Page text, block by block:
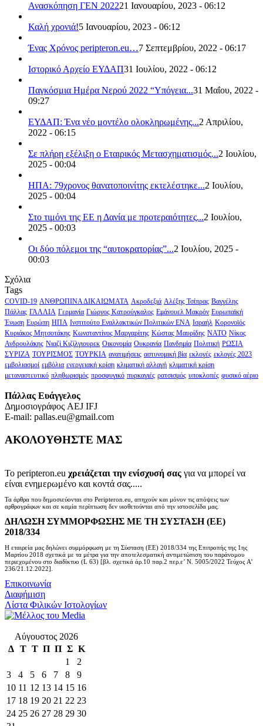
Ανασκόπηση ΓΕΝ 202221 Ιανουαρίου, 2023 - 06:12
Καλή χρονιά!5 Ιανουαρίου, 2023 - 06:12
Ένας Χρόνος peripteron.eu…7 Σεπτεμβρίου, 2022 - 06:17
Ιστορικό Αρχείο ΕΥΔΑΠ31 Ιουλίου, 2022 - 06:12
Παγκόσμια Ημέρα Νερού 2022 “Υπόγεια...31 Μαΐου, 2022 -
09:27
ΕΥΔΑΠ: Ένα νέο μοντέλο ολοκληρωμένης...2 Απριλίου,
2022 - 06:15
Σε πλήρη εξέλιξη ο Εταιρικός Μετασχηματισμός...2 Ιουλίου,
2025 - 00:04
ΗΠΑ: 79χρονος θανατοποινίτης εκτελέστηκε...2 Ιουλίου,
2025 - 00:04
Στο τιμόνι της ΕΕ η Δανία με προτεραιότητες...2 Ιουλίου,
2025 - 00:03
Οι δύο πόλεμοι της “αυτοκρατορίας”...2 Ιουλίου, 2025 -
00:03
Σχόλια
Tags
COVID-19 ΑΝΘΡΩΠΙΝΑ ΔΙΚΑΙΩΜΑΤΑ Ακροδεξιά Αλέξης Τσίπρας Βαγγέλης
Πάλλας ΓΑΛΛΙΑ Γερμανία Γιώργος Κατρούγκαλος Εμάνουελ Μακρόν Ευρωπαϊκή
Ένωση Ευρώπη ΗΠΑ Ινστιτούτο Εναλλακτικών Πολιτικών ΕΝΑ Ισραήλ Κορονοϊός
Κυριάκος Μητσοτάκης Κωνσταντίνος Μαργαρίτης Κώστας Μαυρίδης ΝΑΤΟ Νίκος
Ανδρουλάκης Νιαζί Κιζίλγιουρεκ Οικονομία Ουκρανία Πανδημία Πολιτική ΡΩΣΙΑ
ΣΥΡΙΖΑ ΤΟΥΡΙΣΜΟΣ ΤΟΥΡΚΙΑ ανατιμήσεις αστυνομική βία εκλογές εκλογές 2023
εμβολιασμοί εμβόλια ενεργειακή κρίση κλιματική αλλαγή κλιματική κρίση
μεταναστευτικό πληθωρισμός προσφυγικό πυρκαγιές ρατσισμός υποκλοπές φυσικό αέριο
Πάλλας Ευάγγελος
Δημοσιογράφος AEJ ΙFJ
E-mail: pallas.eu@gmail.com
ΑΚΟΛΟΥΘΗΣΤΕ ΜΑΣ
Το peripteron.eu χρειάζεται την ενίσχυσή σας για να μπορεί να
είναι ενημερωμένο και κοντά σας.....
Τα άρθρα που δημοσιεύονται στο Peripteron.eu, απηχούν και μόνον τις απόψεις των
αρθρογράφων και σε καμία περίπτωση δεν υιοθετούνται από την ιστοσελίδα μας.
ΔΗΛΩΣΗ ΣΥΜΜΟΡΦΩΣΗΣ ΜΕ ΤΗ ΣΥΣΤΑΣΗ (ΕΕ)
2018/334
Η εταιρεία μας δηλώνει συμμόρφωση με τη Σύσταση (ΕΕ) 2018/334 της Επιτροπής της 1ης
Μαρτίου 2018 σχετικά με τα μέτρα για την αποτελεσματική αντιμετώπιση του παράνομου
περιεχομένου στο διαδίκτυο (L 63) [βλ. σχετικά άρ.10 παρ.2 περ.ε’ Ν. 5005/2022 Τεύχος A’
236/21.12.2022].
Επικοινωνία
Διαφήμιση
Λίστα Φιλικών Ιστολογίων
Αύγουστος 2026
Δ Τ Τ Π Π Σ Κ
1
2
3
4 5 6 7 8
9
10 11 12 13 14 15 16
17 18 19 20 21 22 23
24 25 26 27 28 29 30